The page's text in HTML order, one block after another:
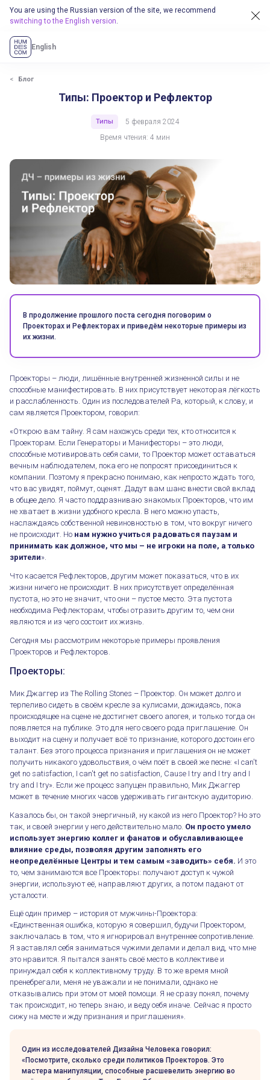
You are using the Russian version of the site, we recommend
switching to the English version.
English
Блог
Типы: Проектор и Рефлектор
Типы
5 февраля 2024
Время чтения: 4 мин
В продолжение прошлого поста сегодня поговорим о
Проекторах и Рефлекторах и приведём некоторые примеры из
их жизни.
Проекторы – люди, лишённые внутренней жизненной силы и не
способные манифестировать. В них присутствует некоторая лёгкость
и расслабленность. Один из последователей Ра, который, к слову, и
сам является Проектором, говорил:
«Открою вам тайну. Я сам нахожусь среди тех, кто относится к
Проекторам. Если Генераторы и Манифесторы – это люди,
способные мотивировать себя сами, то Проектор может оставаться
вечным наблюдателем, пока его не попросят присоединиться к
компании. Поэтому я прекрасно понимаю, как непросто ждать того,
что вас увидят, поймут, оценят. Дадут вам шанс внести свой вклад
в общее дело. Я часто поддразниваю знакомых Проекторов, что им
не хватает в жизни удобного кресла. В него можно упасть,
наслаждаясь собственной невиновностью в том, что вокруг ничего
не происходит. Но нам нужно учиться радоваться паузам и
принимать как должное, что мы – не игроки на поле, а только
зрители».
Что касается Рефлекторов, другим может показаться, что в их
жизни ничего не происходит. В них присутствует определённая
пустота, но это не значит, что они – пустое место. Эта пустота
необходима Рефлекторам, чтобы отразить другим то, чем они
являются и из чего состоит их жизнь.
Сегодня мы рассмотрим некоторые примеры проявления
Проекторов и Рефлекторов.
Проекторы:
Мик Джаггер из The Rolling Stones – Проектор. Он может долго и
терпеливо сидеть в своём кресле за кулисами, дожидаясь, пока
происходящее на сцене не достигнет своего апогея, и только тогда он
появляется на публике. Это для него своего рода приглашение. Он
выходит на сцену и получает всё то признание, которого достоин его
талант. Без этого процесса признания и приглашения он не может
получить никакого удовольствия, о чём поёт в своей же песне: «I can't
get no satisfaction, I can't get no satisfaction, Cause I try and I try and I
try and I try». Если же процесс запущен правильно, Мик Джаггер
может в течение многих часов удерживать гигантскую аудиторию.
Казалось бы, он такой энергичный, ну какой из него Проектор? Но это
так, и своей энергии у него действительно мало. Он просто умело
использует энергию коллег и фанатов и обуславливающее
влияние среды, позволяя другим заполнять его
неопределённые Центры и тем самым «заводить» себя. И это
то, чем занимаются все Проекторы: получают доступ к чужой
энергии, используют её, направляют других, а потом падают от
усталости.
Ещё один пример – история от мужчины-Проектора:
«Единственная ошибка, которую я совершил, будучи Проектором,
заключалась в том, что я игнорировал внутреннее сопротивление.
Я заставлял себя заниматься чужими делами и делал вид, что мне
это нравится. Я пытался занять своё место в коллективе и
принуждал себя к коллективному труду. В то же время мной
пренебрегали, меня не уважали и не понимали, однако не
отказывались при этом от моей помощи. Я не сразу понял, почему
так происходит, но теперь знаю, и веду себя иначе. Сейчас я просто
сижу на месте и жду признания и приглашения».
Один из исследователей Дизайна Человека говорил:
«Посмотрите, сколько среди политиков Проекторов. Это
мастера манипуляции, способные расшевелить энергию во